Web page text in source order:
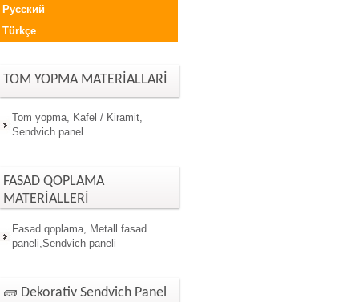
Русский
Türkçe
TOM YOPMA MATERİALLARİ
Tom yopma, Kafel / Kiramit,
Sendvich panel
FASAD QOPLAMA
MATERİALLERİ
Fasad qoplama, Metall fasad
paneli,Sendvich paneli
🧱 Dekorativ Sendvich Panel